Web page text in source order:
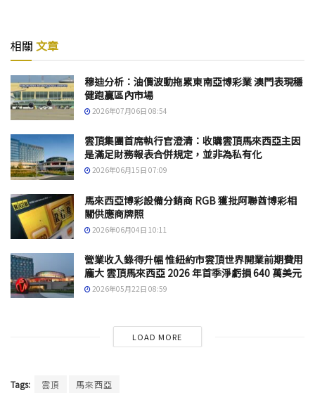
相關 文章
穆迪分析：油價波動拖累東南亞博彩業 澳門表現穩
健跑贏區內市場
2026年07月06日 08:54
雲頂集團首席執行官澄清：收購雲頂馬來西亞主因
是滿足財務報表合併規定，並非為私有化
2026年06月15日 07:09
馬來西亞博彩設備分銷商 RGB 獲批阿聯酋博彩相
關供應商牌照
2026年06月04日 10:11
營業收入錄得升幅 惟紐約市雲頂世界開業前期費用
龐大 雲頂馬來西亞 2026 年首季淨虧損 640 萬美元
2026年05月22日 08:59
LOAD MORE
Tags: 雲頂 馬來西亞